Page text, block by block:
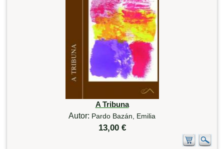
A Tribuna
Autor: Pardo Bazán, Emilia
13,00 €